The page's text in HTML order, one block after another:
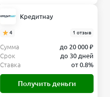
Кредитнау
4 1 отзыв
Сумма
до 20 000 ₽
Срок
до 30 дней
Ставка
от 0.8%
Получить деньги